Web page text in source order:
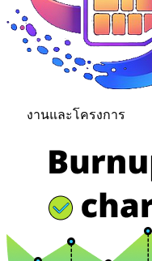
งานและโครงการ